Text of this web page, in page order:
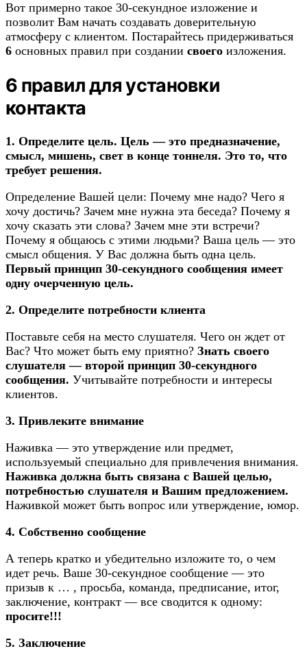
Вот примерно такое 30-секундное изложение и
позволит Вам начать создавать доверительную
атмосферу с клиентом. Постарайтесь придерживаться
6 основных правил при создании своего изложения.
6 правил для установки
контакта
1. Определите цель. Цель — это предназначение,
смысл, мишень, свет в конце тоннеля. Это то, что
требует решения.
Определение Вашей цели: Почему мне надо? Чего я
хочу достичь? Зачем мне нужна эта беседа? Почему я
хочу сказать эти слова? Зачем мне эти встречи?
Почему я общаюсь с этими людьми? Ваша цель — это
смысл общения. У Вас должна быть одна цель.
Первый принцип 30-секундного сообщения имеет
одну очерченную цель.
2. Определите потребности клиента
Поставьте себя на место слушателя. Чего он ждет от
Вас? Что может быть ему приятно? Знать своего
слушателя — второй принцип 30-секундного
сообщения. Учитывайте потребности и интересы
клиентов.
3. Привлеките внимание
Наживка — это утверждение или предмет,
используемый специально для привлечения внимания.
Наживка должна быть связана с Вашей целью,
потребностью слушателя и Вашим предложением.
Наживкой может быть вопрос или утверждение, юмор.
4. Собственно сообщение
А теперь кратко и убедительно изложите то, о чем
идет речь. Ваше 30-секундное сообщение — это
призыв к … , просьба, команда, предписание, итог,
заключение, контракт — все сводится к одному:
просите!!!
5. Заключение